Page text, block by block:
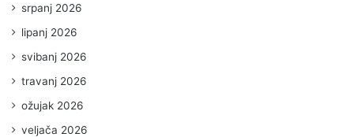
srpanj 2026
lipanj 2026
svibanj 2026
travanj 2026
ožujak 2026
veljača 2026